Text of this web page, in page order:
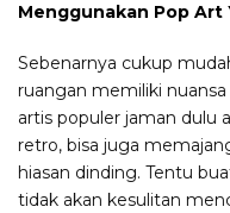
Menggunakan Pop Art
Sebenarnya cukup
ruangan memiliki
artis populer jaman dulu
retro, bisa juga
hiasan dinding. Tentu
tidak akan kesulitan